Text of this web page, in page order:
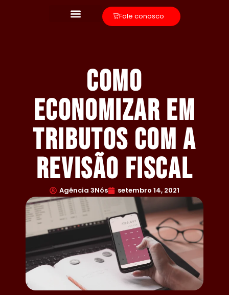
Fale conosco
Como
economizar em
tributos com a
Revisão Fiscal
Agência 3Nós setembro 14, 2021